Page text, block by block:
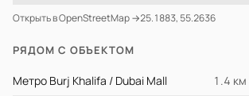
Открыть в OpenStreetMap →25.1883, 55.2636
РЯДОМ С ОБЪЕКТОМ
Метро Burj Khalifa / Dubai Mall 1.4